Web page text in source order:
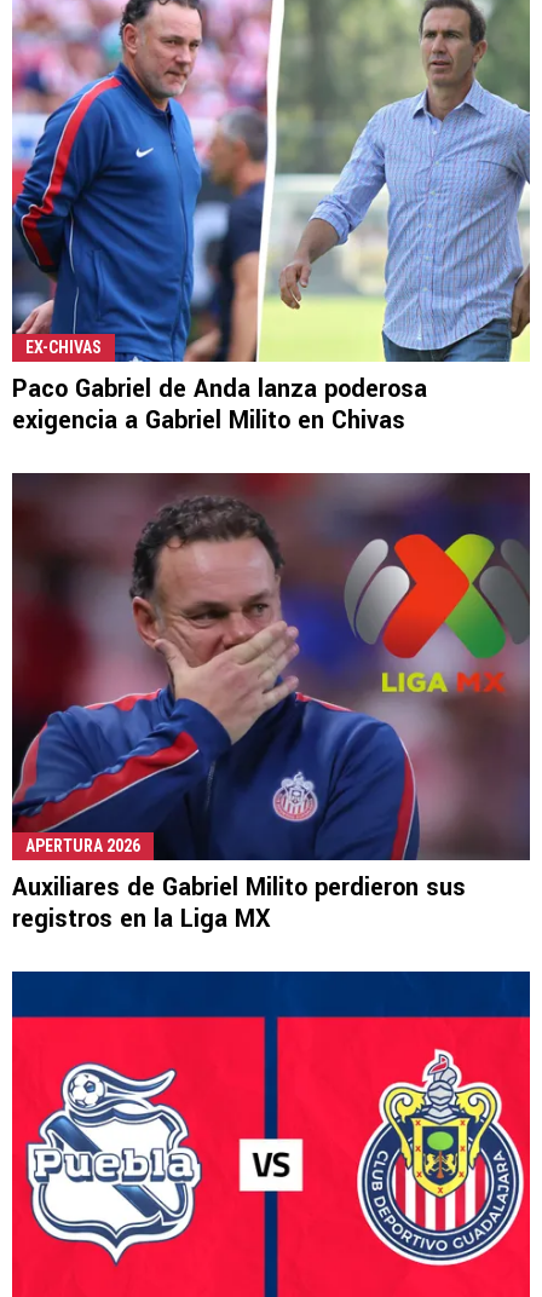
EX-CHIVAS
Paco Gabriel de Anda lanza poderosa
exigencia a Gabriel Milito en Chivas
APERTURA 2026
Auxiliares de Gabriel Milito perdieron sus
registros en la Liga MX